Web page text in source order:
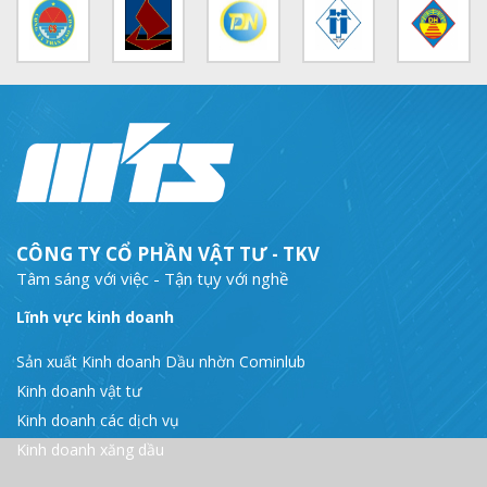
Bản tin số 358- Vinacomin news
TKV đẩy mạnh lộ trình tái cơ cấu
MTS - GIỚI THIỆU SẢN PHẨM COMINLUB HFS
Video quy trình Bỏ phiếu Bầu cử sắp tới
MTS: 5 NĂM - TỪ ĐẠI HỘI ĐẾN ĐẠI HỘI
CÔNG TY CỔ PHẦN VẬT TƯ - TKV
Tâm sáng với việc - Tận tụy với nghề
Lĩnh vực kinh doanh
Sản xuất Kinh doanh Dầu nhờn Cominlub
Kinh doanh vật tư
Kinh doanh các dịch vụ
Kinh doanh xăng dầu